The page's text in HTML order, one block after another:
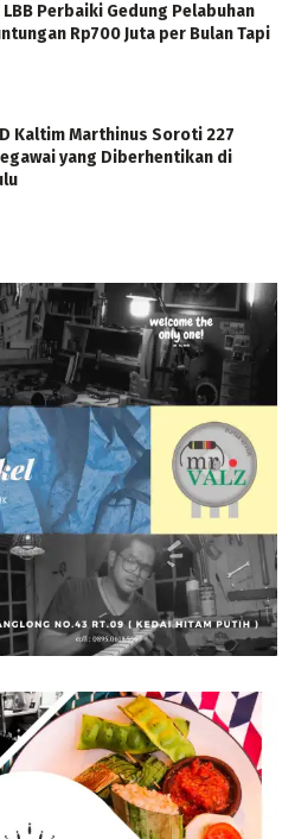
LBB Perbaiki Gedung Pelabuhan
Rp700 Juta per Bulan Tapi
Kaltim Marthinus Soroti 227
yang Diberhentikan di